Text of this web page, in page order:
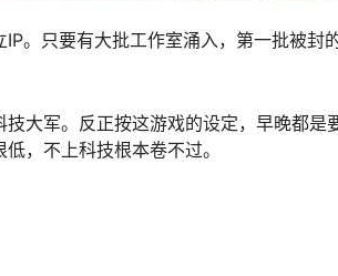
。只要有大批工作室涌入，第一批被封
大军。反正按这游戏的设定，早晚都是
，不上科技根本卷不过。